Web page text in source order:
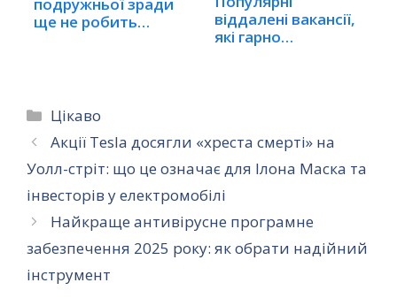
ще не робить
віддалені вакансії,
які гарно
Категорії
Цікаво
Акції Tesla досягли «хреста смерті» на
Уолл-стріт: що це означає для Ілона Маска та
інвесторів у електромобілі
Найкраще антивірусне програмне
забезпечення 2025 року: як обрати надійний
інструмент